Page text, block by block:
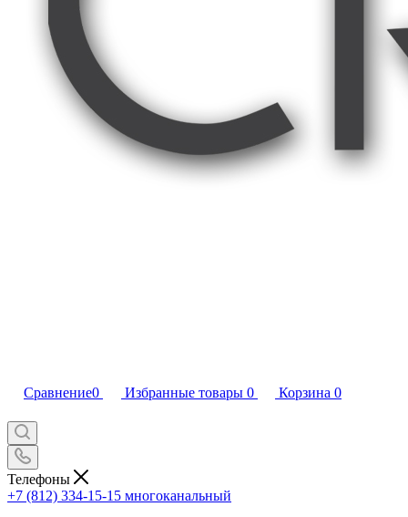
Сравнение0 Избранные товары 0 Корзина 0
Телефоны
+7 (812) 334-15-15 многоканальный